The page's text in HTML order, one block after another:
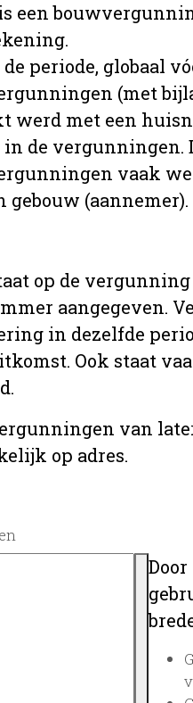
een
periode, globaal
(met
werd met een
in de vergunningen.
vaak
gebouw (aannemer).
op de
aangegeven.
in dezelfde
Ook staat
van
op adres.